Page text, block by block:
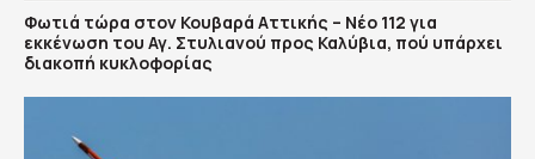
Φωτιά τώρα στον Κουβαρά Αττικής – Νέο 112 για
εκκένωση του Αγ. Στυλιανού προς Καλύβια, πού υπάρχει
διακοπή κυκλοφορίας